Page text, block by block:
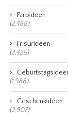
Farbideen
(2,488)
Frisurideen
(2,426)
(1,988)
Geschenkideen
(2,907)